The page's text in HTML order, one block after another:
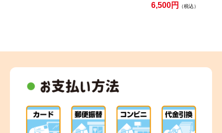
6,500円 （税込）